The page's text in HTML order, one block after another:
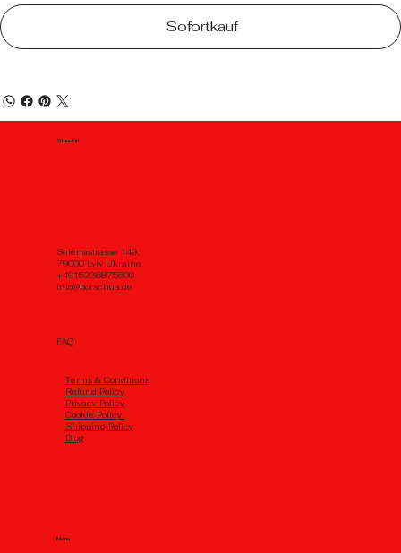
Sofortkauf
Standort
Selenastrasse 149,
79000 Lviv Ukraine
+4915236875600
info@borschua.de
Menu
FAQ
Тerms & Conditions
Refund Policy
Privacy Policy
Cookie Policy
Shipping Policy
Blog